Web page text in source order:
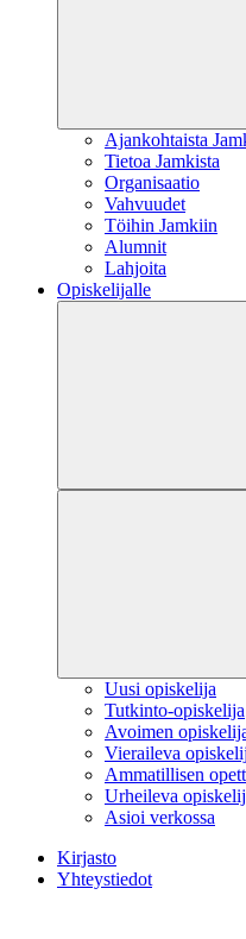
Ajankohtaista
Tietoa Jamkista
Organisaatio
Vahvuudet
Töihin Jamkiin
Alumnit
Lahjoita
Opiskelijalle
Uusi opiskelija
Tutkinto-opiskelija
Avoimen
Vieraileva
Ammatillisen
Urheileva
Asioi verkossa
Kirjasto
Yhteystiedot